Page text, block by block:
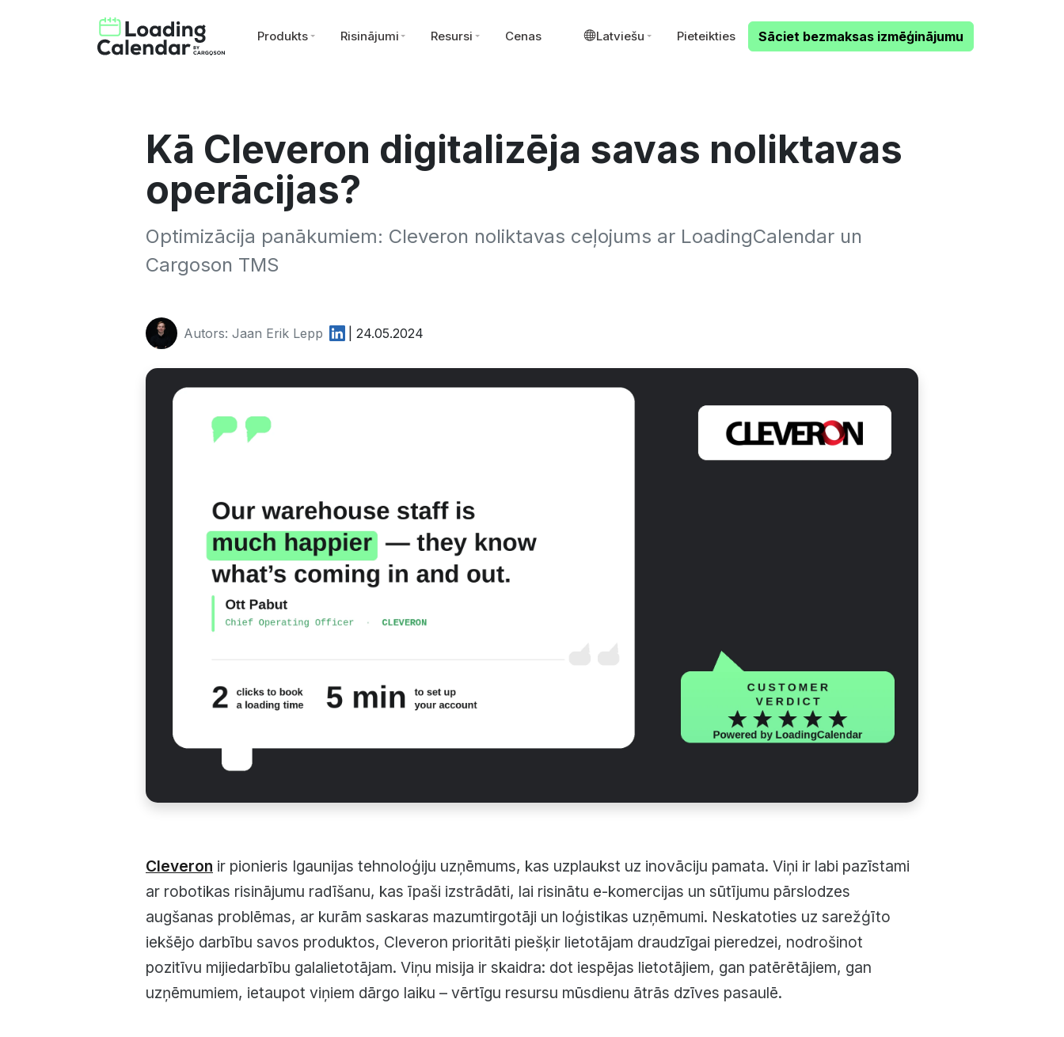
Produkts Risinājumi Resursi Cenas Latviešu Pieteikties Sāciet bezmaksas izmēģinājumu
Kā Cleveron digitalizēja savas noliktavas
operācijas?
Optimizācija panākumiem: Cleveron noliktavas ceļojums ar LoadingCalendar un
Cargoson TMS
Autors: Jaan Erik Lepp | 24.05.2024
Cleveron ir pionieris Igaunijas tehnoloģiju uzņēmums, kas uzplaukst uz inovāciju pamata. Viņi ir labi pazīstami
ar robotikas risinājumu radīšanu, kas īpaši izstrādāti, lai risinātu e-komercijas un sūtījumu pārslodzes
augšanas problēmas, ar kurām saskaras mazumtirgotāji un loģistikas uzņēmumi. Neskatoties uz sarežģīto
iekšējo darbību savos produktos, Cleveron prioritāti piešķir lietotājam draudzīgai pieredzei, nodrošinot
pozitīvu mijiedarbību galalietotājam. Viņu misija ir skaidra: dot iespējas lietotājiem, gan patērētājiem, gan
uzņēmumiem, ietaupot viņiem dārgo laiku – vērtīgu resursu mūsdienu ātrās dzīves pasaulē.